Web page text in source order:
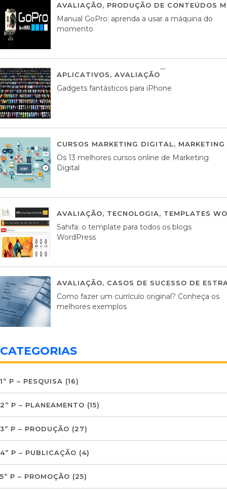
AVALIAÇÃO, PRODUÇÃO DE CONTEÚDOS
Manual GoPro: aprenda a usar a máquina do
momento
APLICATIVOS, AVALIAÇÃO
Gadgets fantásticos para iPhone
CURSOS MARKETING DIGITAL,
Os 13 melhores cursos online de Marketing
Digital
AVALIAÇÃO, TECNOLOGIA, TEMPLATES
Sahifa: o template para todos os blogs
WordPress
AVALIAÇÃO, CASOS DE SUCESSO DE
Como fazer um currículo original? Conheça os
melhores exemplos
CATEGORIAS
1º P – PESQUISA (16)
2º P – PLANEAMENTO (15)
3º P – PRODUÇÃO (27)
4º P – PUBLICAÇÃO (4)
5º P – PROMOÇÃO (25)